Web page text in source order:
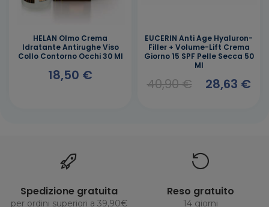
HELAN Olmo Crema
Idratante Antirughe Viso
Collo Contorno Occhi 30 Ml
18,50 €
EUCERIN Anti Age Hyaluron-
Filler + Volume-Lift Crema
Giorno 15 SPF Pelle Secca 50
Ml
40,90 € 28,63 €
Spedizione gratuita
per ordini superiori a 39,90€
Reso gratuito
14 giorni